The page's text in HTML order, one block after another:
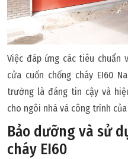
Việc đáp ứng các tiêu chuẩn
cửa cuốn chống cháy EI60
trường là đáng tin cậy và
cho ngôi nhà và công trình
Bảo dưỡng và sử
cháy EI60